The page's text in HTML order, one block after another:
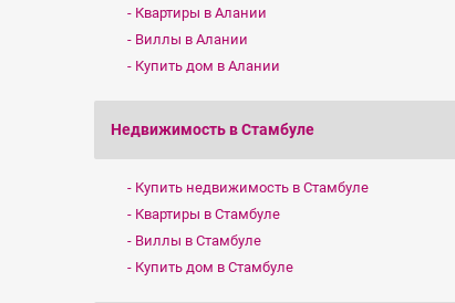
Квартиры в Алании
Виллы в Алании
Купить дом в Алании
Недвижимость в Стамбуле
Купить недвижимость в Стамбуле
Квартиры в Стамбуле
Виллы в Стамбуле
Купить дом в Стамбуле